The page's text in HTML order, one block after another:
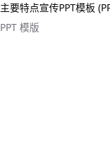
主要特点宣传PPT模板
PPT 模版